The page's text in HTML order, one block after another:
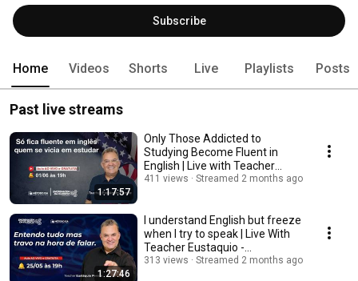
Subscribe
Home Videos Shorts Live Playlists Posts
Past live streams
1:17:57
Only Those Addicted to
Studying Become Fluent in
English | Live with Teacher
Eustáquio Today at 7 PM
411 views Streamed 2 months ago
1:27:46
I understand English but freeze
when I try to speak | Live With
Teacher Eustaquio -
05/25/2026 at...
313 views Streamed 2 months ago